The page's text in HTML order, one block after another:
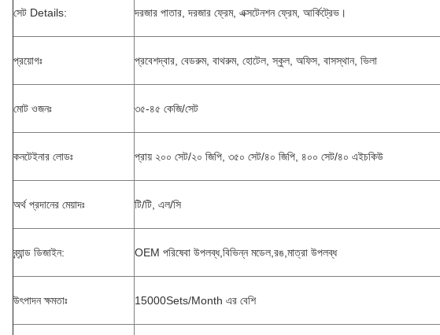
সেট Details: দরজার পাতার, দরজার ফ্রেম, এক্সটেনশন ফ্রেম, আর্কিট্রেভ।
প্রয়োগঃ প্রবেশদ্বার, বেডরুম, বাথরুম, হোটেল, স্কুল, অফিস, বাসস্থান, ভিলা
মোট ওজনঃ ৩৫-৪৫ কেজি/সেট
কনটেইনার লোডঃ প্রায় ২০০ সেট/২০ জিপি, ৩৫০ সেট/৪০ জিপি, ৪০০ সেট/৪০ এইচকিউ
অর্থ প্রদানের মেয়াদঃ টি/টি, এল/সি
ব্র্যান্ড ডিজাইন: OEM পরিষেবা উপলব্ধ,বিভিন্ন মডেল,রঙ,মাত্রা উপলব্ধ
উৎপাদন ক্ষমতাঃ 15000Sets/Month এর বেশি